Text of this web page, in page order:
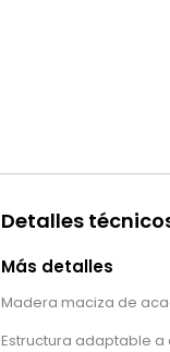
Detalles
Más detalles
Madera maciza de
Estructura adaptable